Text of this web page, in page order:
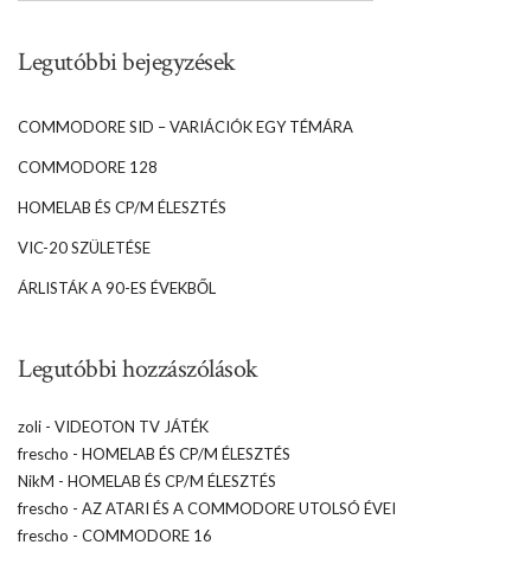
Legutóbbi bejegyzések
COMMODORE SID – VARIÁCIÓK EGY TÉMÁRA
COMMODORE 128
HOMELAB ÉS CP/M ÉLESZTÉS
VIC-20 SZÜLETÉSE
ÁRLISTÁK A 90-ES ÉVEKBŐL
Legutóbbi hozzászólások
zoli - VIDEOTON TV JÁTÉK
frescho - HOMELAB ÉS CP/M ÉLESZTÉS
NikM - HOMELAB ÉS CP/M ÉLESZTÉS
frescho - AZ ATARI ÉS A COMMODORE UTOLSÓ ÉVEI
frescho - COMMODORE 16